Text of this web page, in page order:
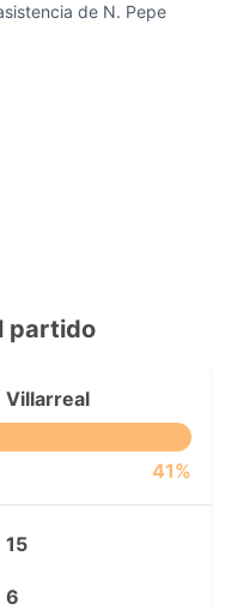
de N. Pepe
partido
Villarreal
41%
15
6